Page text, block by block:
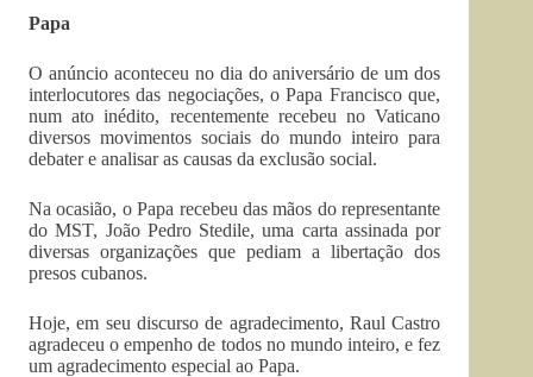
Papa
O anúncio aconteceu no dia do aniversário de um dos
interlocutores das negociações, o Papa Francisco que,
num ato inédito, recentemente recebeu no Vaticano
diversos movimentos sociais do mundo inteiro para
debater e analisar as causas da exclusão social.
Na ocasião, o Papa recebeu das mãos do representante
do MST, João Pedro Stedile, uma carta assinada por
diversas organizações que pediam a libertação dos
presos cubanos.
Hoje, em seu discurso de agradecimento, Raul Castro
agradeceu o empenho de todos no mundo inteiro, e fez
um agradecimento especial ao Papa.